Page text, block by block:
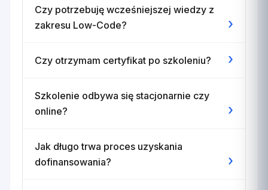
Czy potrzebuję wcześniejszej wiedzy z
zakresu Low-Code?
›
Czy otrzymam certyfikat po szkoleniu? ›
Szkolenie odbywa się stacjonarnie czy
online?
›
Jak długo trwa proces uzyskania
dofinansowania?
›